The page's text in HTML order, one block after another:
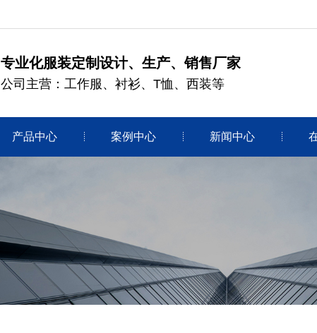
专业化服装定制设计、生产、销售厂家
公司主营：工作服、衬衫、T恤、西装等
产品中心 案例中心 新闻中心